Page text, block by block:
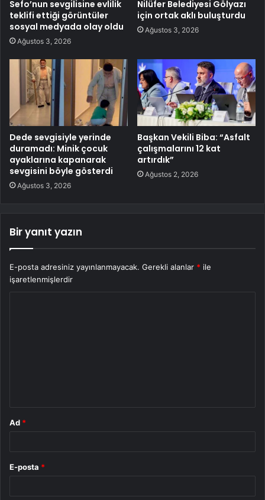
Sefo’nun sevgilisine evlilik
teklifi ettiği görüntüler
sosyal medyada olay oldu
Ağustos 3, 2026
Nilüfer Belediyesi Gölyazı
için ortak aklı buluşturdu
Ağustos 3, 2026
Dede sevgisiyle yerinde
duramadı: Minik çocuk
ayaklarına kapanarak
sevgisini böyle gösterdi
Ağustos 3, 2026
Başkan Vekili Biba: “Asfalt
çalışmalarını 12 kat
artırdık”
Ağustos 2, 2026
Bir yanıt yazın
E-posta adresiniz yayınlanmayacak. Gerekli alanlar * ile
işaretlenmişlerdir
Ad *
E-posta *